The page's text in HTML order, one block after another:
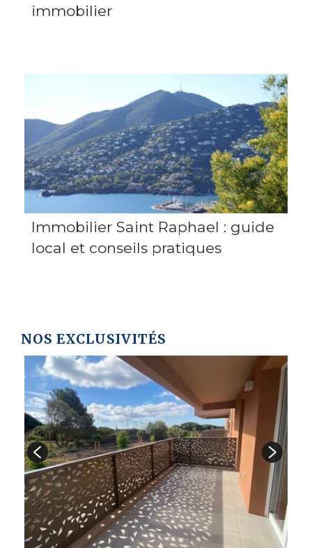
immobilier
Immobilier Saint Raphael : guide
local et conseils pratiques
NOS EXCLUSIVITÉS